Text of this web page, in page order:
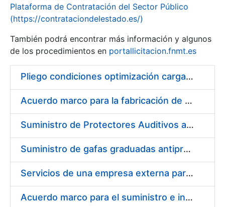
Plataforma de Contratación del Sector Público
(https://contrataciondelestado.es/)
También podrá encontrar más información y algunos
de los procedimientos en portallicitacion.fnmt.es
Pliego condiciones optimización cargas compras firmado
Acuerdo marco para la fabricación de piezas
Suministro de Protectores Auditivos a medida para las personas trabajadoras de los Centros de Trabajo de Madrid y Burgos
Suministro de gafas graduadas antiproyecciones para los trabajadores de la FNMT-RCM en los centros de trabajo de Madrid y Burgos
Servicios de una empresa externa para el asesoramiento y resolución de los recursos de alzada que se presentan relacionados con procesos de selección para la FNMT-RCM
Acuerdo marco para el suministro e instalación de persianas, estores y otros complementos